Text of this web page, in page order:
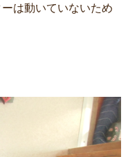
は動いていないため